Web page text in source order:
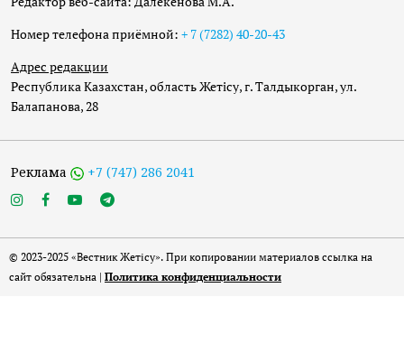
Номер телефона приёмной: + 7 (7282) 40-20-43
Адрес редакции
Республика Казахстан, область Жетісу, г. Талдыкорган, ул.
Балапанова, 28
Реклама +7 (747) 286 2041
© 2023-2025 «Вестник Жетісу». При копировании материалов ссылка на
сайт обязательна | Политика конфиденциальности